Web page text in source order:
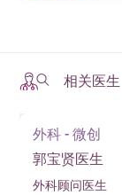
相关医生
外科 - 微创
郭宝贤医生
外科顾问医生